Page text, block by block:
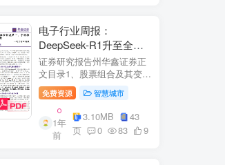
电子行业周报：
DeepSeek-R1升至全球
风格控制类第一，宇树推
出人形机器人首个应用方
案
证券研究报告州华鑫证券正
文目录1、股票组合及其变
化.51.1、本周重点推荐及推
荐组...51.2、海外龙头一
览。62、周度行情分析及展
望.…82.1、周涨幅排行…
2.2、行业重点公司估值水平
免费资源 智慧城市
1年
前
3.10MB
43
页
0 83 9